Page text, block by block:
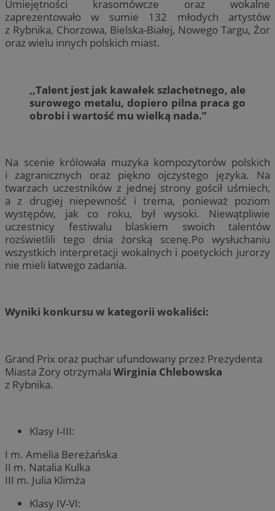
Umiejętności krasomówcze oraz wokalne
zaprezentowało w sumie 132 młodych artystów
z Rybnika, Chorzowa, Bielska-Białej, Nowego Targu, Żor
oraz wielu innych polskich miast.
,,Talent jest jak kawałek szlachetnego, ale
surowego metalu, dopiero pilna praca go
obrobi i wartość mu wielką nada.”
Na scenie królowała muzyka kompozytorów polskich
i zagranicznych oraz piękno ojczystego języka. Na
twarzach uczestników z jednej strony gościł uśmiech,
a z drugiej niepewność i trema, ponieważ poziom
występów, jak co roku, był wysoki. Niewątpliwie
uczestnicy festiwalu blaskiem swoich talentów
rozświetlili tego dnia żorską scenę.Po wysłuchaniu
wszystkich interpretacji wokalnych i poetyckich jurorzy
nie mieli łatwego zadania.
Wyniki konkursu w kategorii wokaliści:
Grand Prix oraz puchar ufundowany przez Prezydenta
Miasta Żory otrzymała Wirginia Chlebowska
z Rybnika.
Klasy I-III:
I m. Amelia Bereżańska
II m. Natalia Kulka
III m. Julia Klimża
Klasy IV-VI: